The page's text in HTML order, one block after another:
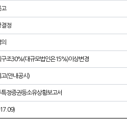
고
결정
구조30%(대규모법인은15%)이상변경
(안내공시)
정증권등소유상황보고서